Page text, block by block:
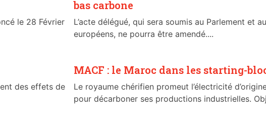
le 28 Février
bas carbone
L’acte délégué, qui sera soumis au Parlement et
européens, ne pourra être amendé....
des effets de
MACF : le Maroc dans les starting-
Le royaume chérifien promeut l’électricité
pour décarboner ses productions industrielles.